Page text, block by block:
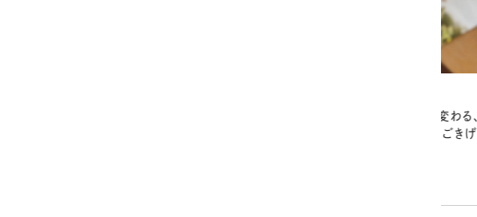
夏の髪と心が瞬時にリフレッシュ
する【大人気のドライシャンプー】